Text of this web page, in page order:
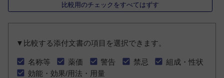
比較用のチェックをすべてはずす
▼比較する添付文書の項目を選択できます。
名称等 薬価 警告 禁忌
組成・性状
効能・効果/用法・用量